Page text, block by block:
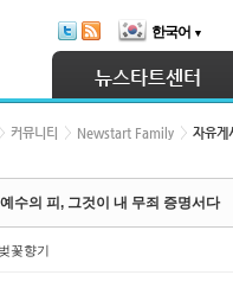
한국어 ▼
뉴스타트센터
커뮤니티 Newstart Family 자유게
예수의 피, 그것이 내 무죄 증명서다
벚꽃향기
북5
북5